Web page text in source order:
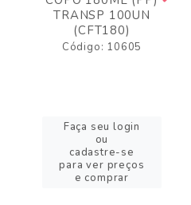
TRANSP 100UN
(CFT180)
Código: 10605
Faça seu login
ou
cadastre-se
para ver preços
e comprar